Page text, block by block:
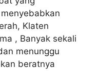
Klaten
, Banyak sekali
menunggu
beratnya